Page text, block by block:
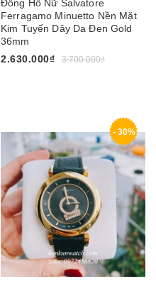
Đồng Hồ Nữ Salvatore
Ferragamo Minuetto Nền Mặt
Kim Tuyến Dây Da Đen Gold
36mm
2.630.000₫
3.700.000₫
- 30%